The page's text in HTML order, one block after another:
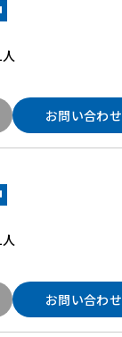
人
お問い合わせ
人
お問い合わせ